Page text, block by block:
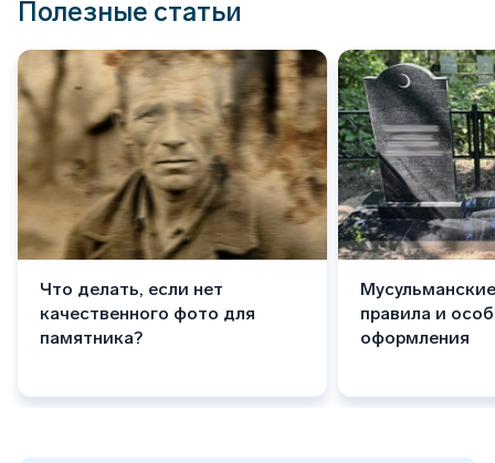
Полезные статьи
Что делать, если нет
качественного фото для
памятника?
правила и
оформления